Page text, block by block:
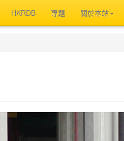
HKRDB 專題 關於本站